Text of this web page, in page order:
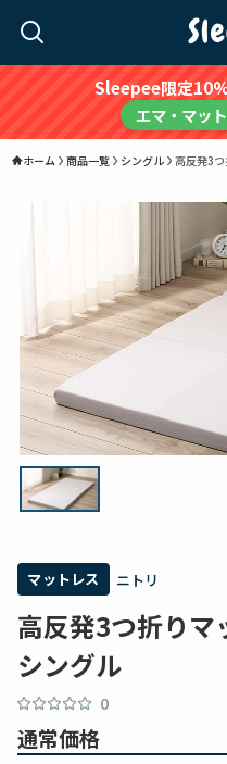
Sleepee限定
エマ・マッ
ホーム 商品一覧 シングル 高反発3
マットレス ニトリ
高反発3つ折り
シングル
0
通常価格